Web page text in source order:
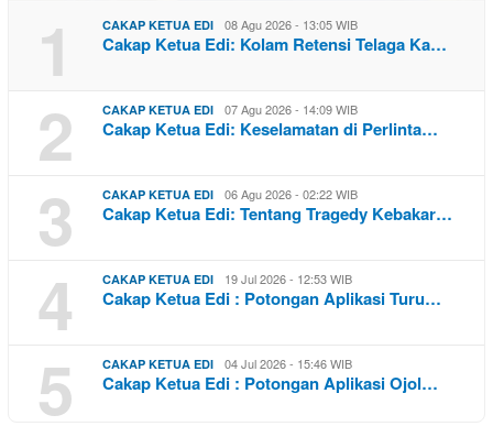
1 CAKAP KETUA EDI 08 Agu 2026 - 13:05 WIB
Cakap Ketua Edi: Kolam Retensi Telaga Ka…
2 CAKAP KETUA EDI 07 Agu 2026 - 14:09 WIB
Cakap Ketua Edi: Keselamatan di Perlinta…
3 CAKAP KETUA EDI 06 Agu 2026 - 02:22 WIB
Cakap Ketua Edi: Tentang Tragedy Kebakar…
4 CAKAP KETUA EDI 19 Jul 2026 - 12:53 WIB
Cakap Ketua Edi : Potongan Aplikasi Turu…
5 CAKAP KETUA EDI 04 Jul 2026 - 15:46 WIB
Cakap Ketua Edi : Potongan Aplikasi Ojol…